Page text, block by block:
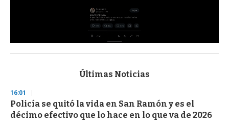
s
d
s
o
f
Últimas Noticias
16:01
Policía se quitó la vida en San Ramón y es el
décimo efectivo que lo hace en lo que va de 2026